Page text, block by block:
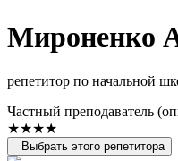
Мироненко
репетитор по начальной
Частный преподаватель
★★★★
Выбрать этого репетитора